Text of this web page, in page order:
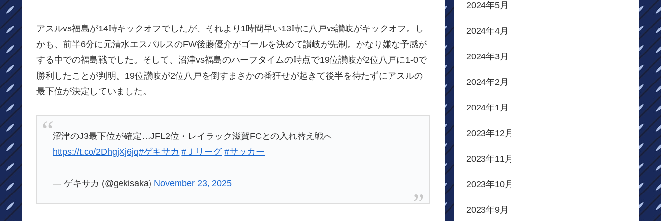
アスルvs福島が14時キックオフでしたが、それより1時間早い13時に八戸vs讃岐がキックオフ。し
かも、前半6分に元清水エスパルスのFW後藤優介がゴールを決めて讃岐が先制。かなり嫌な予感が
する中での福島戦でした。そして、沼津vs福島のハーフタイムの時点で19位讃岐が2位八戸に1-0で
勝利したことが判明。19位讃岐が2位八戸を倒すまさかの番狂せが起きて後半を待たずにアスルの
最下位が決定していました。
沼津のJ3最下位が確定…JFL2位・レイラック滋賀FCとの入れ替え戦へ
https://t.co/2DhgjXj6jq#ゲキサカ #Ｊリーグ #サッカー
— ゲキサカ (@gekisaka) November 23, 2025
2024年5月
2024年4月
2024年3月
2024年2月
2024年1月
2023年12月
2023年11月
2023年10月
2023年9月